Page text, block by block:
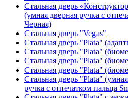
Стальная дверь
(умная дверная ручка с
Черная)
Стальная дверь "Vegas"
Стальная дверь "Plata"
Стальная дверь "Plata"
Стальная дверь "Plata"
Стальная дверь "Plata"
Стальная дверь "Plata"
ручка с отпечатком пальца